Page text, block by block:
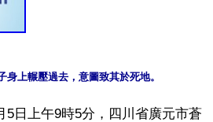
5日上午9時5分，四川省廣元市蒼